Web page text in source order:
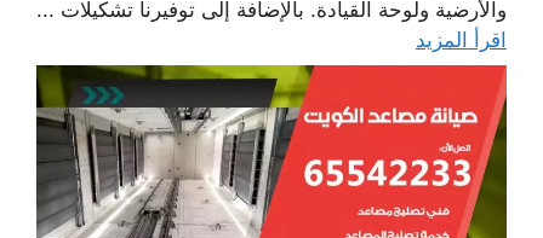
والأرضية ولوحة القيادة. بالإضافة إلى توفيرنا تشكيلات ...
اقرأ المزيد